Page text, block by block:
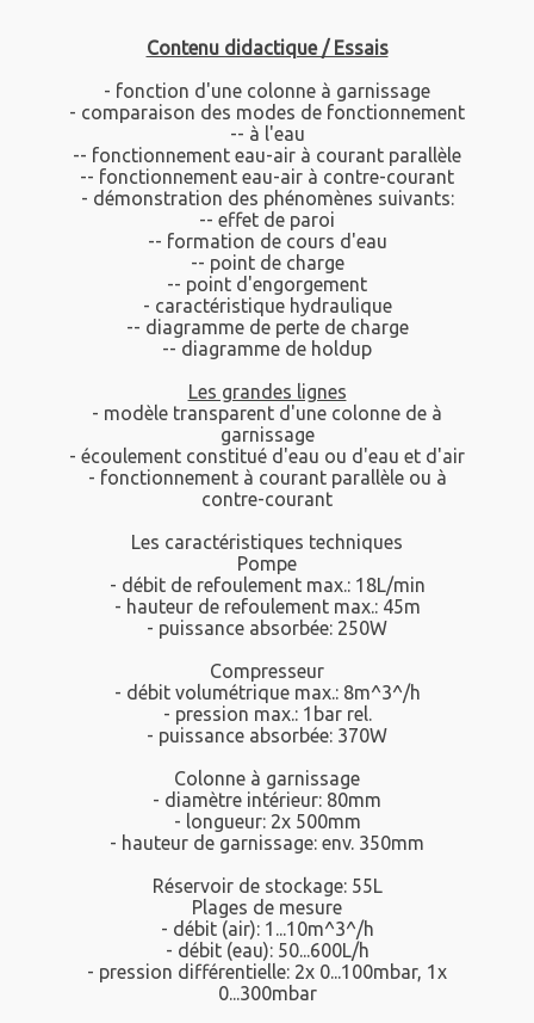
Contenu didactique / Essais
- fonction d'une colonne à garnissage
- comparaison des modes de fonctionnement
-- à l'eau
-- fonctionnement eau-air à courant parallèle
-- fonctionnement eau-air à contre-courant
- démonstration des phénomènes suivants:
-- effet de paroi
-- formation de cours d'eau
-- point de charge
-- point d'engorgement
- caractéristique hydraulique
-- diagramme de perte de charge
-- diagramme de holdup
Les grandes lignes
- modèle transparent d'une colonne de à
garnissage
- écoulement constitué d'eau ou d'eau et d'air
- fonctionnement à courant parallèle ou à
contre-courant
Les caractéristiques techniques
Pompe
- débit de refoulement max.: 18L/min
- hauteur de refoulement max.: 45m
- puissance absorbée: 250W
Compresseur
- débit volumétrique max.: 8m^3^/h
- pression max.: 1bar rel.
- puissance absorbée: 370W
Colonne à garnissage
- diamètre intérieur: 80mm
- longueur: 2x 500mm
- hauteur de garnissage: env. 350mm
Réservoir de stockage: 55L
Plages de mesure
- débit (air): 1...10m^3^/h
- débit (eau): 50...600L/h
- pression différentielle: 2x 0...100mbar, 1x
0...300mbar